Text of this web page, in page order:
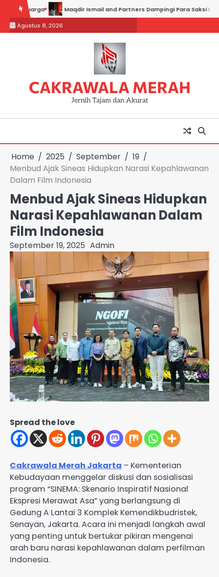
content
Maqdir Ismail and Partners Dampingi Para Saksi Hadiri
Agustus 8, 2026
CAKRAWALA MERAH
Jernih Tajam dan Akurat
Home 2025 September
19
Menbud Ajak Sineas Hidupkan Narasi Kepahlawanan
Dalam Film Indonesia
Menbud Ajak Sineas Hidupkan
Narasi Kepahlawanan Dalam
Film Indonesia
September 19, 2025 Admin
Spread the love
Cakrawala Merah Jakarta – Kementerian
Kebudayaan menggelar diskusi dan sosialisasi
program “SINEMA: Skenario Inspiratif Nasional
Ekspresi Merawat Asa” yang berlangsung di
Gedung A Lantai 3 Komplek Kemendikbudristek,
Senayan, Jakarta. Acara ini menjadi langkah awal
yang penting untuk bertukar pikiran mengenai
arah baru narasi kepahlawanan dalam perfilman
Indonesia.